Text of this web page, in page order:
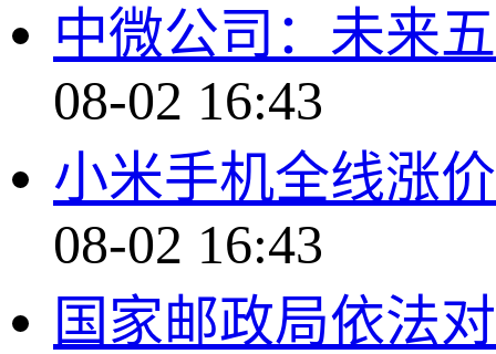
中微公司：未来
08-02 16:43
小米手机全线涨
08-02 16:43
国家邮政局依法